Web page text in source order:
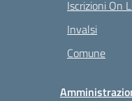
Iscrizioni On
Invalsi
Comune